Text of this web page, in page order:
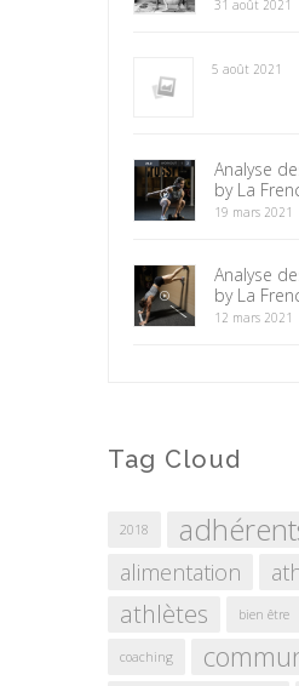
31 août 2021
5 août 2021
Analyse
by La
19 mars 2021
Analyse
by La
12 mars 2021
Tag Cloud
2018
alimentation
athlètes bien être
coaching